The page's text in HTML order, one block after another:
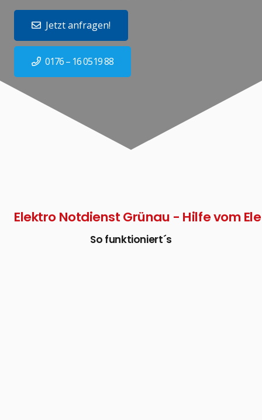
Jetzt anfragen!
0176 – 16 0519 88
Elektro Notdienst Grünau - Hilfe vom
So funktioniert´s